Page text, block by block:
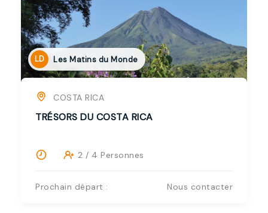
LD Les Matins du Monde
COSTA RICA
VOYAGE À LA CARTE
0 / 0 Personnes
Prochain départ : Nous contacter